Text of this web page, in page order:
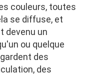
couleurs, toutes
se diffuse, et
devenu un
ou quelque
des
des